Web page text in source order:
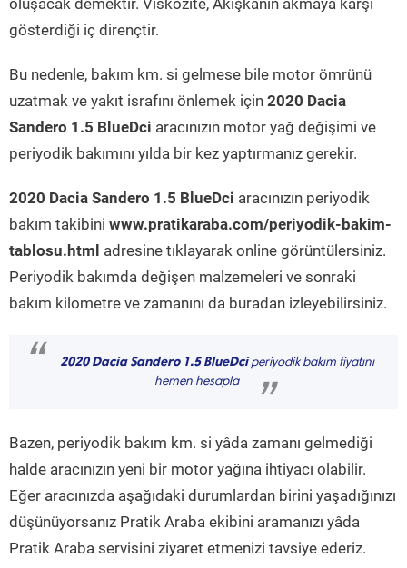
oluşacak demektir. Viskozite, Akışkanın akmaya karşı
gösterdiği iç dirençtir.
Bu nedenle, bakım km. si gelmese bile motor ömrünü
uzatmak ve yakıt israfını önlemek için 2020 Dacia
Sandero 1.5 BlueDci aracınızın motor yağ değişimi ve
periyodik bakımını yılda bir kez yaptırmanız gerekir.
2020 Dacia Sandero 1.5 BlueDci aracınızın periyodik
bakım takibini www.pratikaraba.com/periyodik-bakim-
tablosu.html adresine tıklayarak online görüntülersiniz.
Periyodik bakımda değişen malzemeleri ve sonraki
bakım kilometre ve zamanını da buradan izleyebilirsiniz.
“ 2020 Dacia Sandero 1.5 BlueDciperiyodik bakım fiyatını
hemen hesapla
”
Bazen, periyodik bakım km. si yâda zamanı gelmediği
halde aracınızın yeni bir motor yağına ihtiyacı olabilir.
Eğer aracınızda aşağıdaki durumlardan birini yaşadığınızı
düşünüyorsanız Pratik Araba ekibini aramanızı yâda
Pratik Araba servisini ziyaret etmenizi tavsiye ederiz.